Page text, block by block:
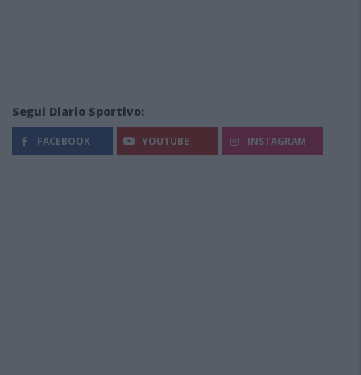
Segui Diario Sportivo:
FACEBOOK YOUTUBE INSTAGRAM